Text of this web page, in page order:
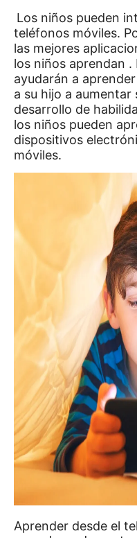
Los niños pueden
teléfonos móviles.
las mejores
los niños aprendan .
ayudarán a
a su hijo a
desarrollo de
los niños pueden
dispositivos
móviles.
Aprender desde el